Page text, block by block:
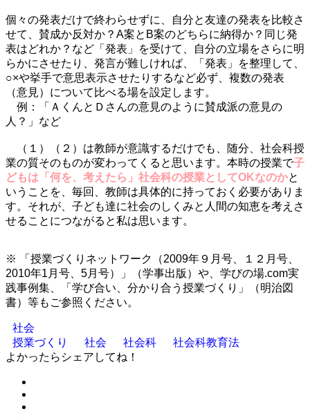
個々の発表だけで終わらせずに、自分と友達の発表を比較さ
せて、賛成か反対か？A案とB案のどちらに納得か？同じ発
表はどれか？など「発表」を受けて、自分の立場をさらに明
らかにさせたり、発言が難しければ、「発表」を整理して、
○×や挙手で意思表示させたりするなど必ず、複数の発表
（意見）について比べる場を設定します。
例：「ＡくんとＤさんの意見のように賛成派の意見の
人？」など
（１）（２）は教師が意識するだけでも、随分、社会科授
業の質そのものが変わってくると思います。本時の授業で子
どもは「何を、考えたら」社会科の授業としてOKなのかと
いうことを、毎回、教師は具体的に持っておく必要がありま
す。それが、子ども達に社会のしくみと人間の知恵を考えさ
せることにつながると私は思います。
※ 「授業づくりネットワーク（2009年９月号、１２月号、
2010年1月号、5月号）」（学事出版）や、学びの場.com実
践事例集、「学び合い、分かり合う授業づくり」（明治図
書）等もご参照ください。
社会
授業づくり
社会 社会科
社会科教育法
よかったらシェアしてね！